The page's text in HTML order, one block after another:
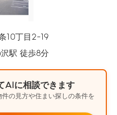
10丁目2-19
駅 徒歩8分
AIに相談できます
の見方や住まい探しの条件を